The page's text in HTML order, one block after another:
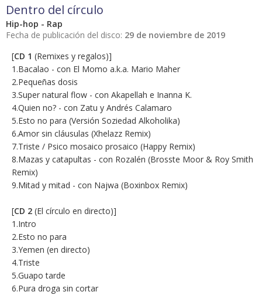
Dentro del círculo
Hip-hop - Rap
Fecha de publicación del disco: 29 de noviembre de 2019
[CD 1 (Remixes y regalos)]
1.Bacalao - con El Momo a.k.a. Mario Maher
2.Pequeñas dosis
3.Super natural flow - con Akapellah e Inanna K.
4.Quien no? - con Zatu y Andrés Calamaro
5.Esto no para (Versión Soziedad Alkoholika)
6.Amor sin cláusulas (Xhelazz Remix)
7.Triste / Psico mosaico prosaico (Happy Remix)
8.Mazas y catapultas - con Rozalén (Brosste Moor & Roy Smith
Remix)
9.Mitad y mitad - con Najwa (Boxinbox Remix)
[CD 2 (El círculo en directo)]
1.Intro
2.Esto no para
3.Yemen (en directo)
4.Triste
5.Guapo tarde
6.Pura droga sin cortar